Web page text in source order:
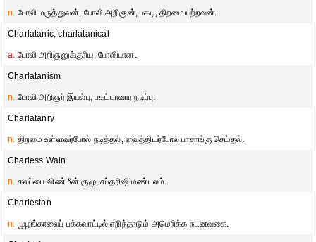
n. போலி மருத்துவன், போலி அறிஞன், பகடி, திறமையற்றவன்.
Charlatanic, charlatanical
a. போலி அறிஞனுக்குரிய, போலியான.
Charlatanism
n. போலி அறிஞர் இயல்பு, பகட்டாவார நடிப்பு.
Charlatanry
n. திறமை உள்ளவர்போல் நடித்தல், வைத்தியர்போல் பாசாங்கு செய்தல்.
Charless Wain
n. கலப்பை விண்மீன் குழு, சப்தரிஷி மண்டலம்.
Charleston
n. முழங்காலைப் பக்கவாட்டில் எறிந்தாடும் அமெரிக்க நடனவகை.